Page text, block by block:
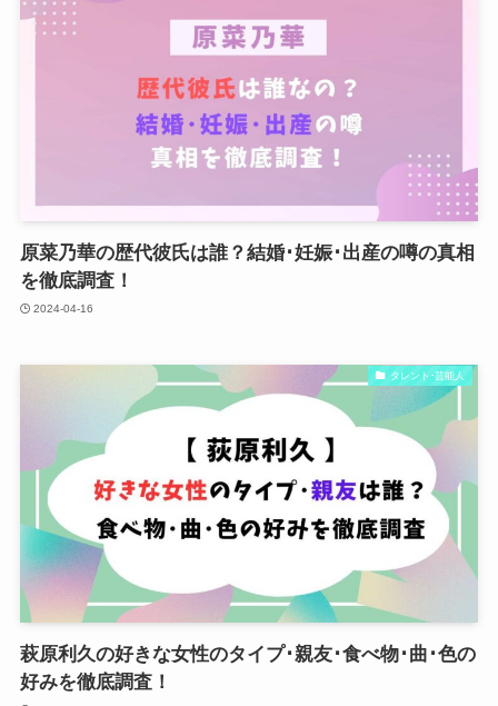
原菜乃華の歴代彼氏は誰？結婚･妊娠･出産の噂の真相
を徹底調査！
2024-04-16
タレント･芸能人
萩原利久の好きな女性のタイプ･親友･食べ物･曲･色の
好みを徹底調査！